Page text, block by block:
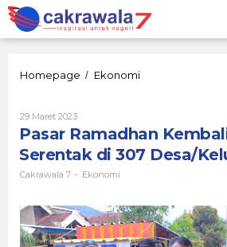
Lewati
ke
konten
Homepage / EkonomiPasar
Serentak
307
29 Maret 2023Oleh
Cakrawala
7
Pasar Ramadhan
Serentak di 307 Desa/
Cakrawala 7 - Ekonomi